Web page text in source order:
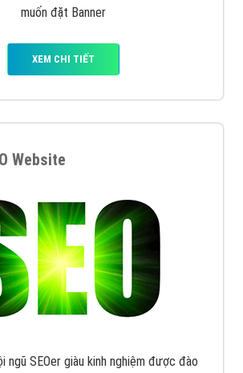
muốn đặt Banner
XEM CHI TIẾT
Website
ngũ SEOer giàu kinh nghiệm được đào